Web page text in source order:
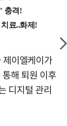
이엘케이가
해 퇴원 이후
디지털 관리